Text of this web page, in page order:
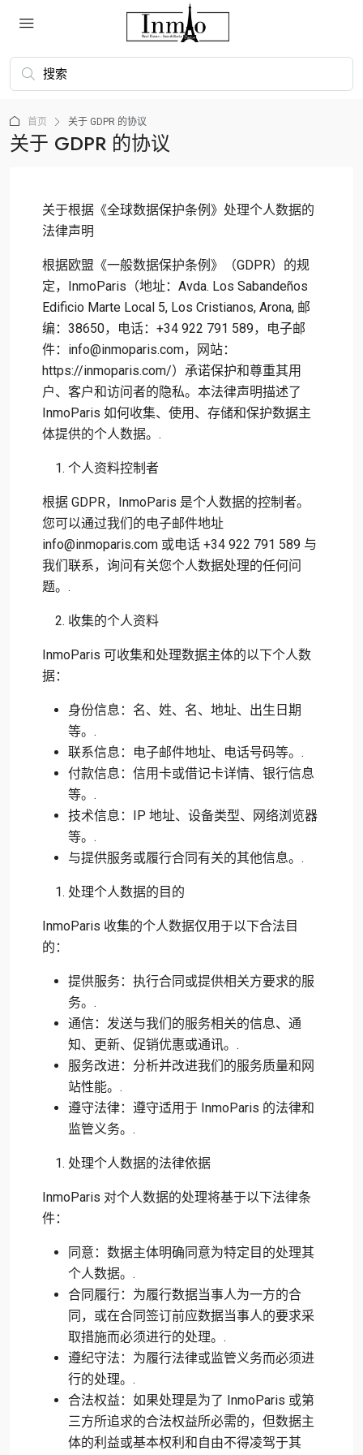
首页 关于 GDPR 的协议
关于 GDPR 的协议
关于根据《全球数据保护条例》处理个人数据的
法律声明
根据欧盟《一般数据保护条例》（GDPR）的规
定，InmoParis（地址：Avda. Los Sabandeños
Edificio Marte Local 5, Los Cristianos, Arona, 邮
编：38650，电话：+34 922 791 589，电子邮
件：info@inmoparis.com，网站：
https://inmoparis.com/）承诺保护和尊重其用
户、客户和访问者的隐私。本法律声明描述了
InmoParis 如何收集、使用、存储和保护数据主
体提供的个人数据。.
个人资料控制者
根据 GDPR，InmoParis 是个人数据的控制者。
您可以通过我们的电子邮件地址
info@inmoparis.com 或电话 +34 922 791 589 与
我们联系，询问有关您个人数据处理的任何问
题。.
收集的个人资料
InmoParis 可收集和处理数据主体的以下个人数
据：
身份信息：名、姓、名、地址、出生日期
等。.
联系信息：电子邮件地址、电话号码等。.
付款信息：信用卡或借记卡详情、银行信息
等。.
技术信息：IP 地址、设备类型、网络浏览器
等。.
与提供服务或履行合同有关的其他信息。.
处理个人数据的目的
InmoParis 收集的个人数据仅用于以下合法目
的：
提供服务：执行合同或提供相关方要求的服
务。.
通信：发送与我们的服务相关的信息、通
知、更新、促销优惠或通讯。.
服务改进：分析并改进我们的服务质量和网
站性能。.
遵守法律：遵守适用于 InmoParis 的法律和
监管义务。.
处理个人数据的法律依据
InmoParis 对个人数据的处理将基于以下法律条
件：
同意：数据主体明确同意为特定目的处理其
个人数据。.
合同履行：为履行数据当事人为一方的合
同，或在合同签订前应数据当事人的要求采
取措施而必须进行的处理。.
遵纪守法：为履行法律或监管义务而必须进
行的处理。.
合法权益：如果处理是为了 InmoParis 或第
三方所追求的合法权益所必需的，但数据主
体的利益或基本权利和自由不得凌驾于其